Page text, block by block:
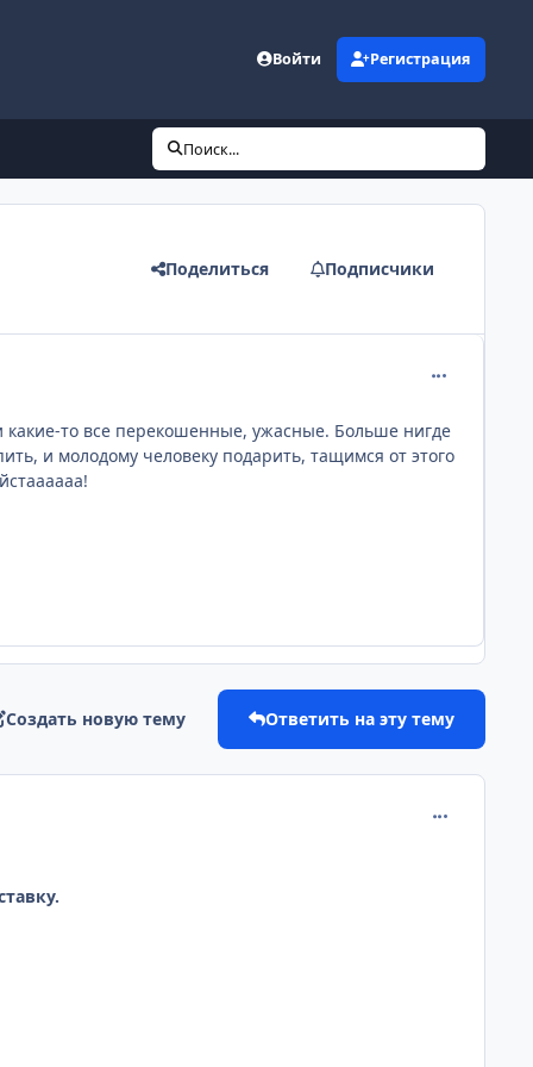
Войти Регистрация
Поиск...
Поделиться Подписчики
то все перекошенные, ужасные. Больше нигде
и молодому человеку подарить, тащимся от этого
Создать новую тему Ответить на эту тему